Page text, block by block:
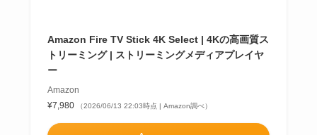
Amazon Fire TV Stick 4K Select | 4Kの高画質ス
トリーミング | ストリーミングメディアプレイヤ
ー
Amazon
¥7,980
（2026/06/13 22:03時点 | Amazon調べ）